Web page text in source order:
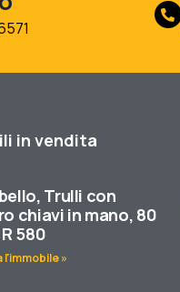
in vendita
Trulli con
chiavi in mano, 80
580
»